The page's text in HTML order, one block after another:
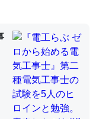
は回収されないけ
すればするほど分
conceptualization